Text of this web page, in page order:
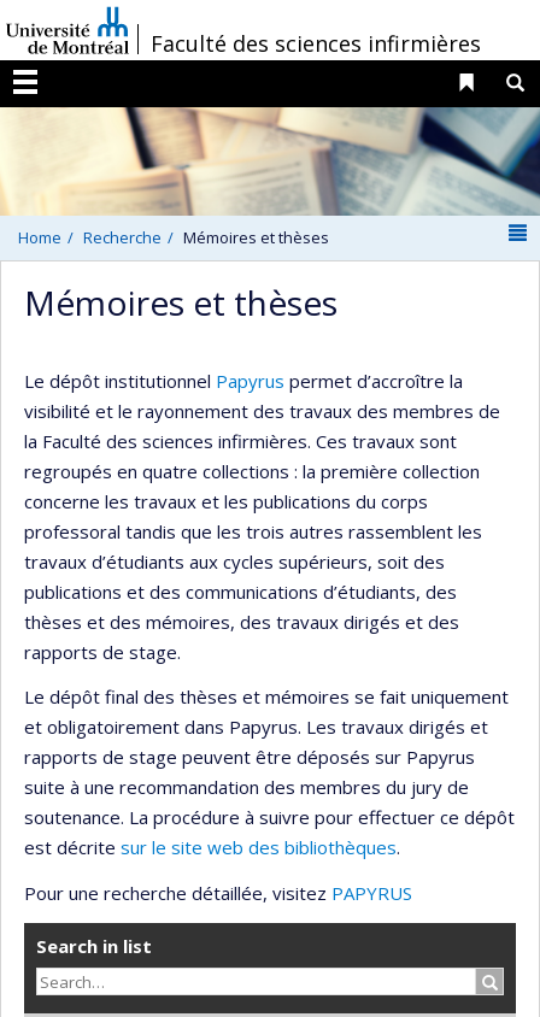
au
contenu
/Faculté des sciences infirmières
Menu
Liens
Home Recherche Mémoires et thèses
Mémoires et thèses
Le dépôt institutionnel Papyrus permet d’accroître la
visibilité et le rayonnement des travaux des membres de
la Faculté des sciences infirmières. Ces travaux sont
regroupés en quatre collections : la première collection
concerne les travaux et les publications du corps
professoral tandis que les trois autres rassemblent les
travaux d’étudiants aux cycles supérieurs, soit des
publications et des communications d’étudiants, des
thèses et des mémoires, des travaux dirigés et des
rapports de stage.
Le dépôt final des thèses et mémoires se fait uniquement
et obligatoirement dans Papyrus. Les travaux dirigés et
rapports de stage peuvent être déposés sur Papyrus
suite à une recommandation des membres du jury de
soutenance. La procédure à suivre pour effectuer ce dépôt
est décrite sur le site web des bibliothèques.
Pour une recherche détaillée, visitez PAPYRUS
Search in list